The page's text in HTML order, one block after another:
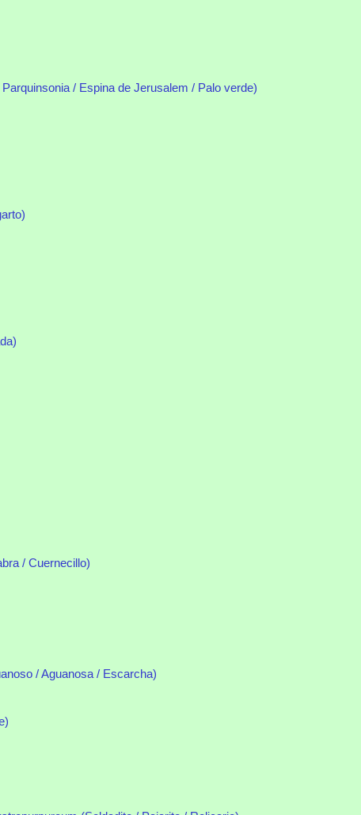
/ Espina de Jerusalem / Palo verde)
/ Cuernecillo)
/ Aguanosa / Escarcha)